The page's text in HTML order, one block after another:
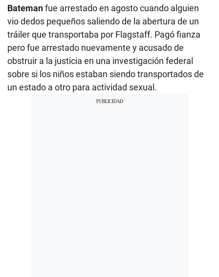
Batemanfue arrestado en agosto cuando alguien
vio dedos pequeños saliendo de la abertura de un
tráiler que transportaba por Flagstaff. Pagó fianza
pero fue arrestado nuevamente y acusado de
obstruir a la justicia en una investigación federal
sobre si los niños estaban siendo transportados de
un estado a otro para actividad sexual.